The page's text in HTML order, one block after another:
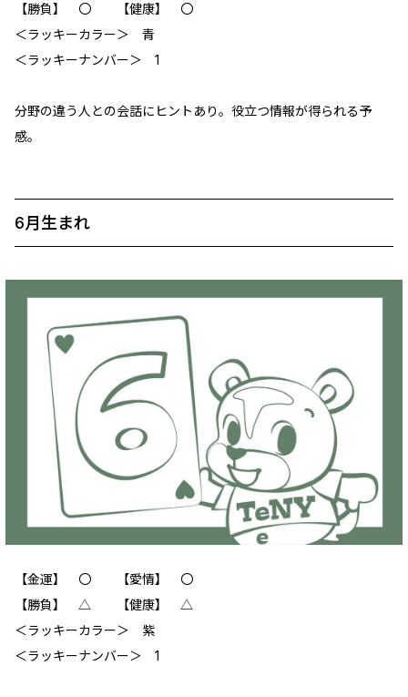
【勝負】 〇 【健康】 〇
＜ラッキーカラー＞ 青
＜ラッキーナンバー＞ 1
分野の違う人との会話にヒントあり。役立つ情報が得られる予
感。
6月生まれ
【金運】 〇 【愛情】 〇
【勝負】 △ 【健康】 △
＜ラッキーカラー＞ 紫
＜ラッキーナンバー＞ 1